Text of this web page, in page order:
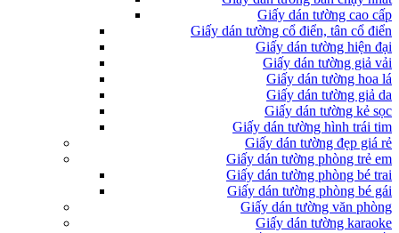
Giấy dán tường cao cấp
Giấy dán tường cổ điển, tân cổ điển
Giấy dán tường hiện đại
Giấy dán tường giả vải
Giấy dán tường hoa lá
Giấy dán tường giả da
Giấy dán tường kẻ sọc
Giấy dán tường hình trái tim
Giấy dán tường đẹp giá rẻ
Giấy dán tường phòng trẻ em
Giấy dán tường phòng bé trai
Giấy dán tường phòng bé gái
Giấy dán tường văn phòng
Giấy dán tường karaoke